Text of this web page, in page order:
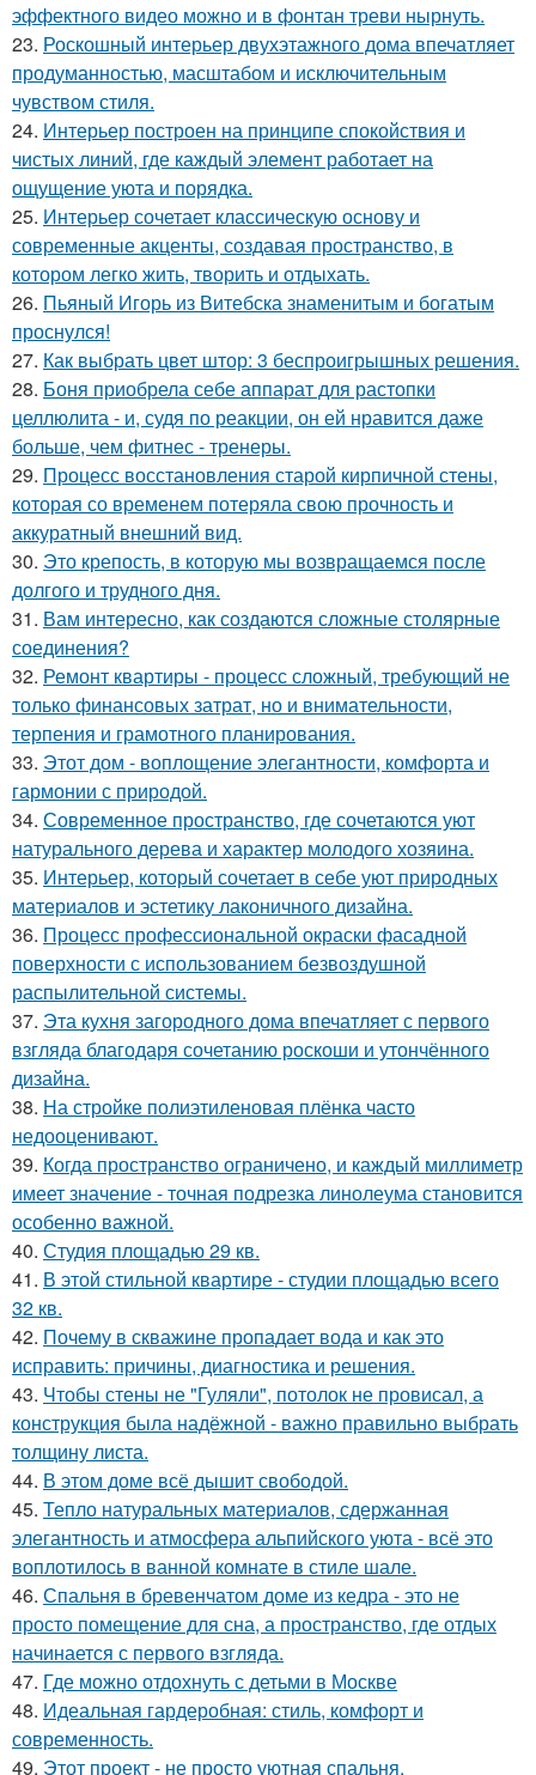
эффектного видео можно и в фонтан треви нырнуть.
23. Роскошный интерьер двухэтажного дома впечатляет
продуманностью, масштабом и исключительным
чувством стиля.
24. Интерьер построен на принципе спокойствия и
чистых линий, где каждый элемент работает на
ощущение уюта и порядка.
25. Интерьер сочетает классическую основу и
современные акценты, создавая пространство, в
котором легко жить, творить и отдыхать.
26. Пьяный Игорь из Витебска знаменитым и богатым
проснулся!
27. Как выбрать цвет штор: 3 беспроигрышных решения.
28. Боня приобрела себе аппарат для растопки
целлюлита - и, судя по реакции, он ей нравится даже
больше, чем фитнес - тренеры.
29. Процесс восстановления старой кирпичной стены,
которая со временем потеряла свою прочность и
аккуратный внешний вид.
30. Это крепость, в которую мы возвращаемся после
долгого и трудного дня.
31. Вам интересно, как создаются сложные столярные
соединения?
32. Ремонт квартиры - процесс сложный, требующий не
только финансовых затрат, но и внимательности,
терпения и грамотного планирования.
33. Этот дом - воплощение элегантности, комфорта и
гармонии с природой.
34. Современное пространство, где сочетаются уют
натурального дерева и характер молодого хозяина.
35. Интерьер, который сочетает в себе уют природных
материалов и эстетику лаконичного дизайна.
36. Процесс профессиональной окраски фасадной
поверхности с использованием безвоздушной
распылительной системы.
37. Эта кухня загородного дома впечатляет с первого
взгляда благодаря сочетанию роскоши и утончённого
дизайна.
38. На стройке полиэтиленовая плёнка часто
недооценивают.
39. Когда пространство ограничено, и каждый миллиметр
имеет значение - точная подрезка линолеума становится
особенно важной.
40. Студия площадью 29 кв.
41. В этой стильной квартире - студии площадью всего
32 кв.
42. Почему в скважине пропадает вода и как это
исправить: причины, диагностика и решения.
43. Чтобы стены не "Гуляли", потолок не провисал, а
конструкция была надёжной - важно правильно выбрать
толщину листа.
44. В этом доме всё дышит свободой.
45. Тепло натуральных материалов, сдержанная
элегантность и атмосфера альпийского уюта - всё это
воплотилось в ванной комнате в стиле шале.
46. Спальня в бревенчатом доме из кедра - это не
просто помещение для сна, а пространство, где отдых
начинается с первого взгляда.
47. Где можно отдохнуть с детьми в Москве
48. Идеальная гардеробная: стиль, комфорт и
современность.
49. Этот проект - не просто уютная спальня.